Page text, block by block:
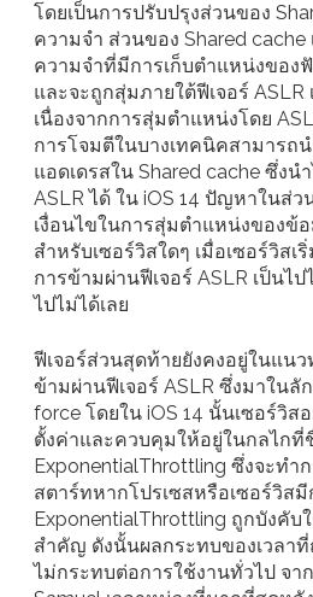
โดยเป็นการปรับปรุงส่วนของ
ความจำ ส่วนของ Shared
ความจำที่มีการเก็บตำแหน่งของ
และจะถูกสุ่มภายใต้ฟีเจอร์ ASLR
เนื่องจากการสุ่มตำแหน่งโดย
การโจมตีในบางเทคนิคสามารถ
แอดเดรสใน Shared cache ซึ่งน
ASLR ได้ ใน iOS 14 ปัญหาในส่
เงื่อนไขในการสุ่มตำแหน่งของข้
สำหรับเซอร์วิสใดๆ เมื่อเซอร์วิส
การข้ามผ่านฟีเจอร์ ASLR เป็นไ
ไปไม่ได้เลย
ฟีเจอร์ส่วนสุดท้ายยังคงอยู่ในแน
ข้ามผ่านฟีเจอร์ ASLR ซึ่งมาใน
force โดยใน iOS 14 นั้นเซอร์วิส
ตั้งค่าและควบคุมให้อยู่ในกลไกที่
ExponentialThrottling ซึ่งจะทำ
สตาร์ทหากโปรเซสหรือเซอร์วิส
ExponentialThrottling ถูกบังคับ
สำคัญ ดังนั้นผลกระทบของเวลา
ไม่กระทบต่อการใช้งานทั่วไป จา